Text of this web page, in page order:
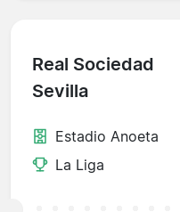
Real Sociedad
Sevilla
Estadio Anoeta
La Liga